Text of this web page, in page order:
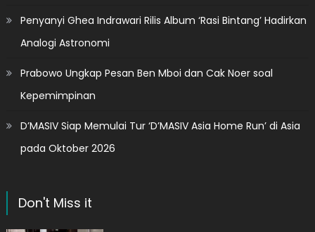
Penyanyi Ghea Indrawari Rilis Album ‘Rasi Bintang’ Hadirkan
Analogi Astronomi
Prabowo Ungkap Pesan Ben Mboi dan Cak Noer soal
Kepemimpinan
D’MASIV Siap Memulai Tur ‘D’MASIV Asia Home Run’ di Asia
pada Oktober 2026
Don't Miss it